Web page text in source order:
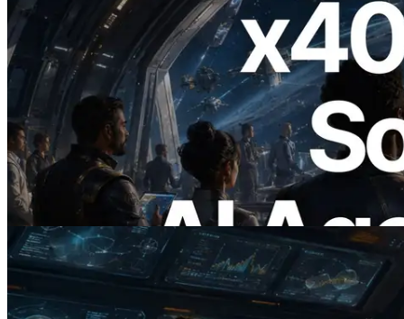
2026.07.04
ERPC lança Solana RPC com suporte a
x402 — A era em que agentes de IA
pagam sob demanda pelas APIs de que
precisam
Ler este artigo